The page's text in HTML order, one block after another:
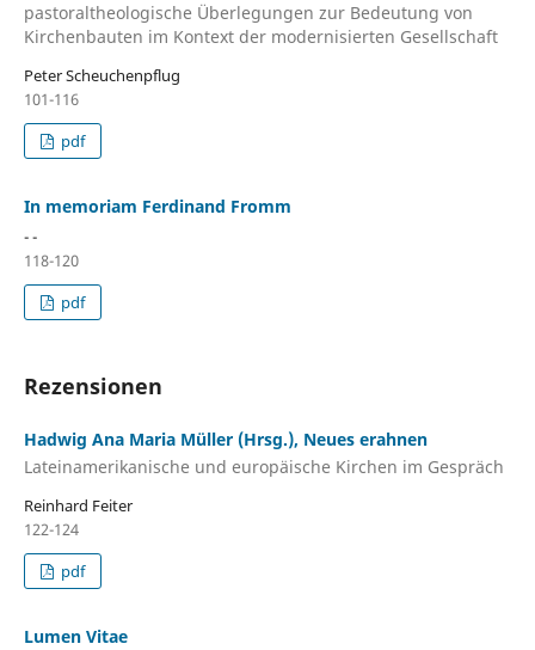
pastoraltheologische Überlegungen zur Bedeutung von
Kirchenbauten im Kontext der modernisierten Gesellschaft
Peter Scheuchenpflug
101-116
pdf
In memoriam Ferdinand Fromm
- -
118-120
pdf
Rezensionen
Hadwig Ana Maria Müller (Hrsg.), Neues erahnen
Lateinamerikanische und europäische Kirchen im Gespräch
Reinhard Feiter
122-124
pdf
Lumen Vitae